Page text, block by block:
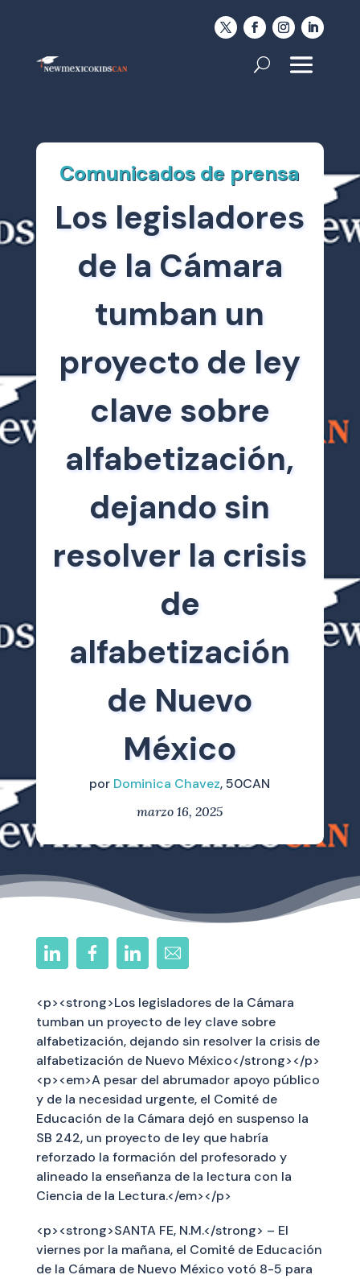
Comunicados de prensa
Los legisladores
de la Cámara
tumban un
proyecto de ley
clave sobre
alfabetización,
dejando sin
resolver la crisis
de
alfabetización
de Nuevo
México
por Dominica Chavez, 50CAN
marzo 16, 2025
<p><strong>Los legisladores de la Cámara
tumban un proyecto de ley clave sobre
alfabetización, dejando sin resolver la crisis de
alfabetización de Nuevo México</strong></p>
<p><em>A pesar del abrumador apoyo público
y de la necesidad urgente, el Comité de
Educación de la Cámara dejó en suspenso la
SB 242, un proyecto de ley que habría
reforzado la formación del profesorado y
alineado la enseñanza de la lectura con la
Ciencia de la Lectura.</em></p>
<p><strong>SANTA FE, N.M.</strong> – El
viernes por la mañana, el Comité de Educación
de la Cámara de Nuevo México votó 8-5 para